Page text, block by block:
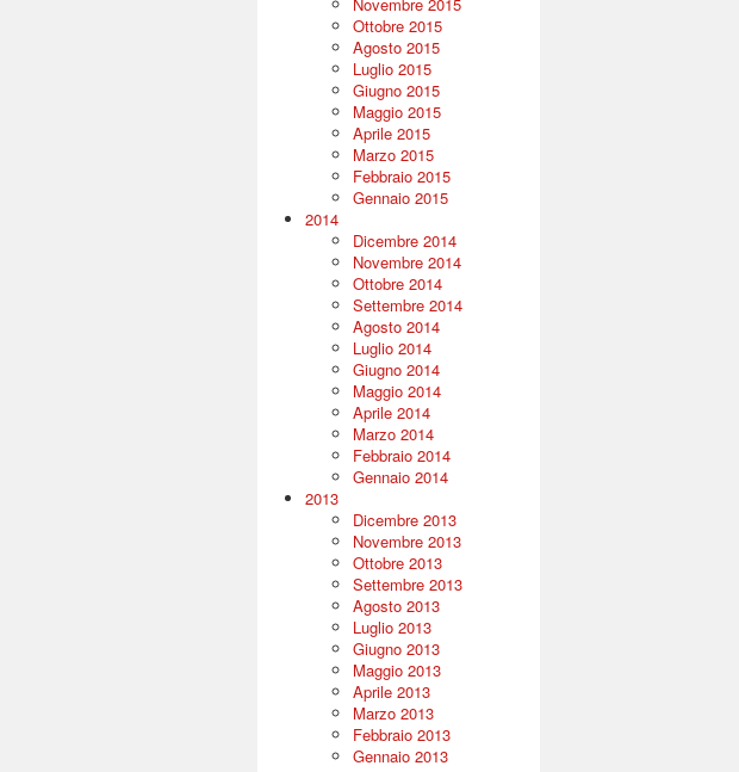
Ottobre 2015
Agosto 2015
Luglio 2015
Giugno 2015
Maggio 2015
Aprile 2015
Marzo 2015
Febbraio 2015
Gennaio 2015
2014
Dicembre 2014
Novembre 2014
Ottobre 2014
Settembre 2014
Agosto 2014
Luglio 2014
Giugno 2014
Maggio 2014
Aprile 2014
Marzo 2014
Febbraio 2014
Gennaio 2014
2013
Dicembre 2013
Novembre 2013
Ottobre 2013
Settembre 2013
Agosto 2013
Luglio 2013
Giugno 2013
Maggio 2013
Aprile 2013
Marzo 2013
Febbraio 2013
Gennaio 2013